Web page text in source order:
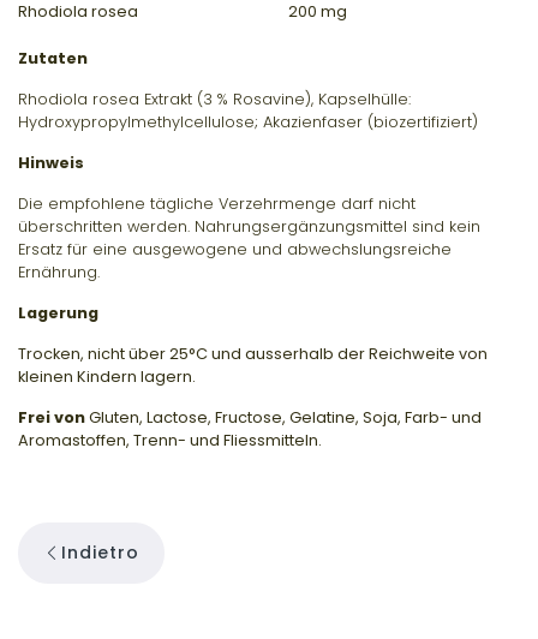
Rhodiola rosea 200 mg
Zutaten
Rhodiola rosea Extrakt (3 % Rosavine), Kapselhülle:
Hydroxypropylmethylcellulose; Akazienfaser (biozertifiziert)
Hinweis
Die empfohlene tägliche Verzehrmenge darf nicht
überschritten werden. Nahrungsergänzungsmittel sind kein
Ersatz für eine ausgewogene und abwechslungsreiche
Ernährung.
Lagerung
Trocken, nicht über 25°C und ausserhalb der Reichweite von
kleinen Kindern lagern.
Frei vonGluten, Lactose, Fructose, Gelatine, Soja, Farb- und
Aromastoffen, Trenn- und Fliessmitteln.
Indietro